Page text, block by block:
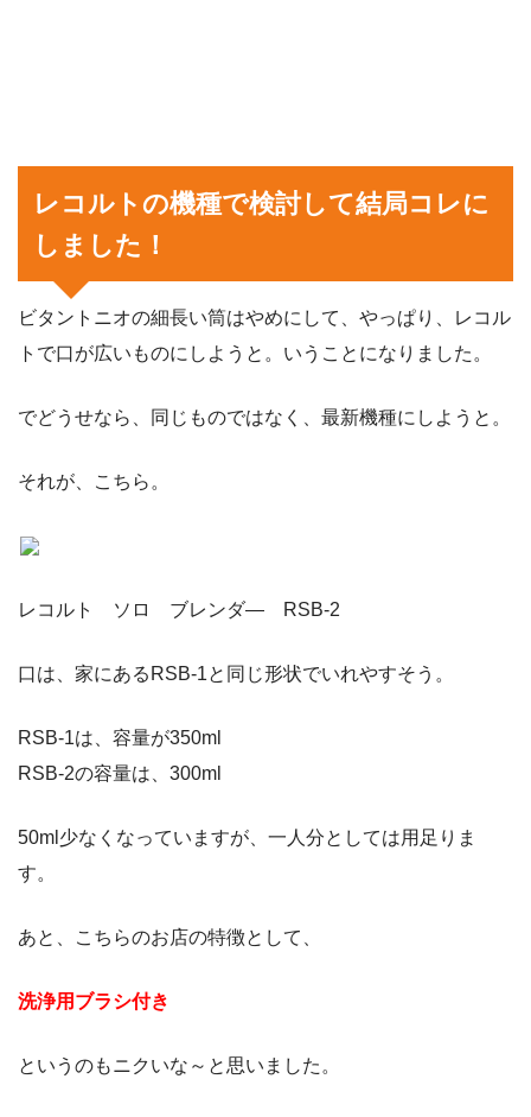
レコルトの機種で検討して結局コレに
しました！
ビタントニオの細長い筒はやめにして、やっぱり、レコル
トで口が広いものにしようと。いうことになりました。
でどうせなら、同じものではなく、最新機種にしようと。
それが、こちら。
レコルト ソロ ブレンダ― RSB-2
口は、家にあるRSB-1と同じ形状でいれやすそう。
RSB-1は、容量が350ml
RSB-2の容量は、300ml
50ml少なくなっていますが、一人分としては用足りま
す。
あと、こちらのお店の特徴として、
洗浄用ブラシ付き
というのもニクいな～と思いました。